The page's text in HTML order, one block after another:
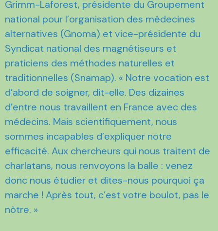
Grimm-Laforest, présidente du Groupement
national pour l’organisation des médecines
alternatives (Gnoma) et vice-présidente du
Syndicat national des magnétiseurs et
praticiens des méthodes naturelles et
traditionnelles (Snamap). « Notre vocation est
d’abord de soigner, dit-elle. Des dizaines
d’entre nous travaillent en France avec des
médecins. Mais scientifiquement, nous
sommes incapables d’expliquer notre
efficacité. Aux chercheurs qui nous traitent de
charlatans, nous renvoyons la balle : venez
donc nous étudier et dites-nous pourquoi ça
marche ! Après tout, c’est votre boulot, pas le
nôtre. »